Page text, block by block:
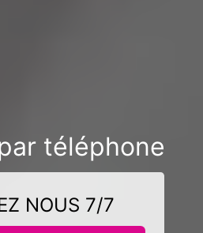
téléphone
NOUS 7/7